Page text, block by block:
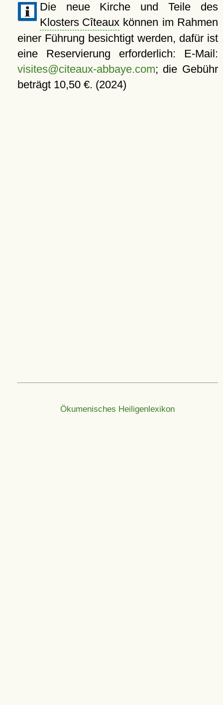
Die neue Kirche und Teile des
Klosters Cîteauxkönnen im Rahmen
einer Führung besichtigt werden, dafür ist
eine Reservierung erforderlich: E-Mail:
visites@citeaux-abbaye.com; die Gebühr
beträgt 10,50 €. (2024)
Ökumenisches Heiligenlexikon